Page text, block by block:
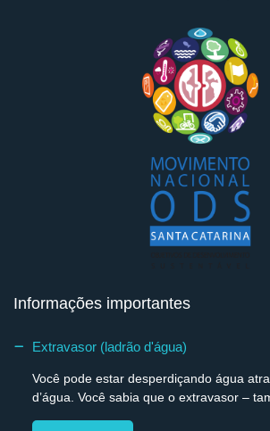
Informações importantes
Extravasor (ladrão d'água)
Você pode estar desperdiçando água
d’água. Você sabia que o extravasor –